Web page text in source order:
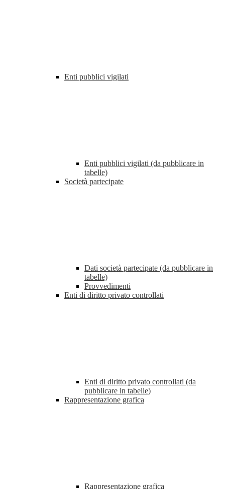
Enti pubblici vigilati
Enti pubblici vigilati (da pubblicare in
tabelle)
Società partecipate
Dati società partecipate (da pubblicare in
tabelle)
Provvedimenti
Enti di diritto privato controllati
Enti di diritto privato controllati (da
pubblicare in tabelle)
Rappresentazione grafica
Rappresentazione grafica